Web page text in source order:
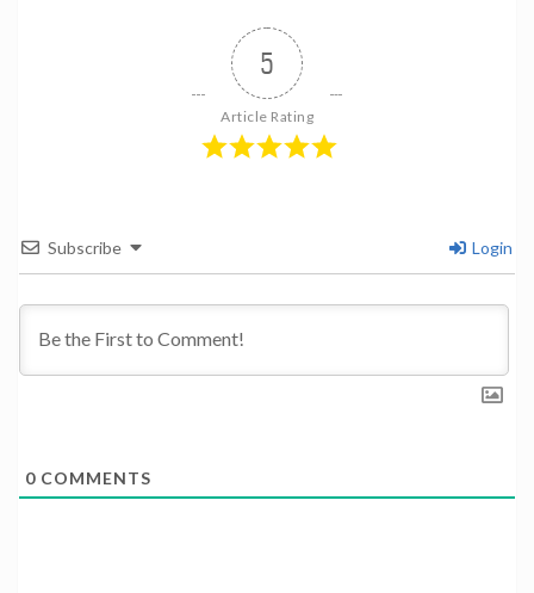
5
Article Rating
Subscribe Login
0 COMMENTS